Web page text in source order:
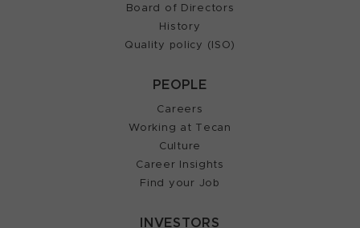
Board of Directors
History
Quality policy (ISO)
PEOPLE
Careers
Working at Tecan
Culture
Career Insights
Find your Job
INVESTORS